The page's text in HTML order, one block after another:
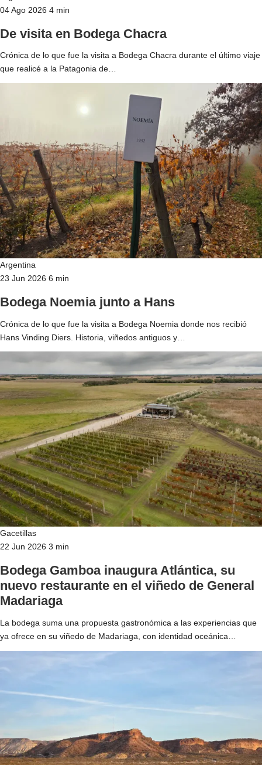
04 Ago 2026 4 min
De visita en Bodega Chacra
Crónica de lo que fue la visita a Bodega Chacra durante el último viaje
que realicé a la Patagonia de…
Argentina
23 Jun 2026 6 min
Bodega Noemia junto a Hans
Crónica de lo que fue la visita a Bodega Noemia donde nos recibió
Hans Vinding Diers. Historia, viñedos antiguos y…
Gacetillas
22 Jun 2026 3 min
Bodega Gamboa inaugura Atlántica, su
nuevo restaurante en el viñedo de General
Madariaga
La bodega suma una propuesta gastronómica a las experiencias que
ya ofrece en su viñedo de Madariaga, con identidad oceánica…